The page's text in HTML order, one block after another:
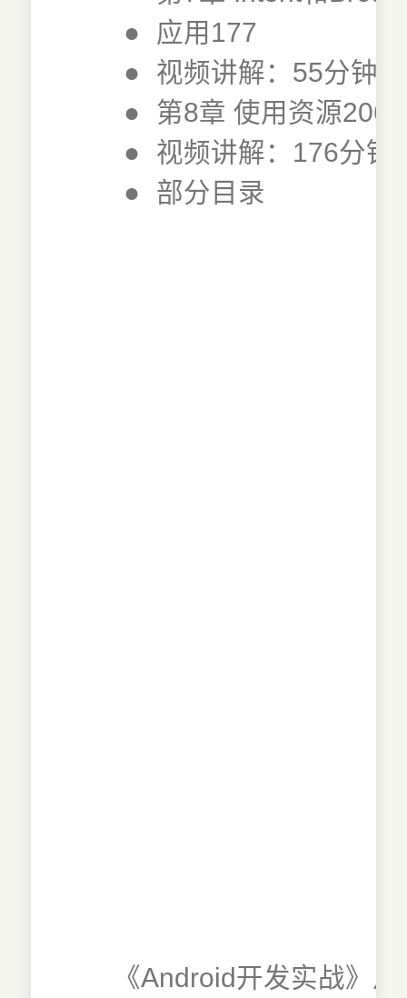
●
应用177
●
视频讲解：55分钟
●
第8章 使用资源206
●
视频讲解：176分钟
●
部分目录
《Android开发实战》